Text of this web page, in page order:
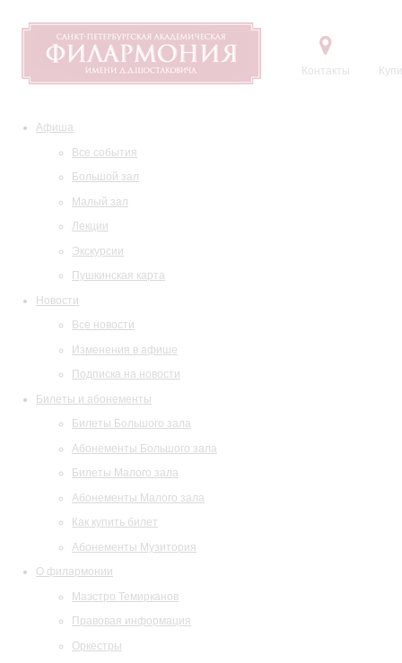
Контакты
Афиша
Все события
Большой зал
Малый зал
Лекции
Экскурсии
Пушкинская карта
Новости
Все новости
Изменения в афише
Подписка на новости
Билеты и абонементы
Билеты Большого зала
Абонементы Большого зала
Билеты Малого зала
Абонементы Малого зала
Как купить билет
Абонементы Музитория
О филармонии
Маэстро Темирканов
Правовая информация
Оркестры